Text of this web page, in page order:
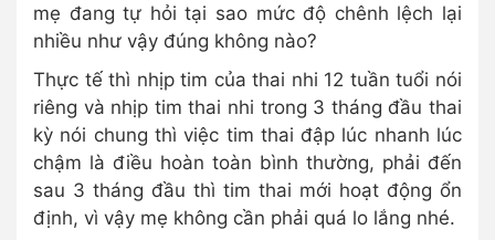
mẹ đang tự hỏi tại sao mức độ chênh lệch lại
nhiều như vậy đúng không nào?
Thực tế thì nhịp tim của thai nhi 12 tuần tuổi nói
riêng và nhịp tim thai nhi trong 3 tháng đầu thai
kỳ nói chung thì việc tim thai đập lúc nhanh lúc
chậm là điều hoàn toàn bình thường, phải đến
sau 3 tháng đầu thì tim thai mới hoạt động ổn
định, vì vậy mẹ không cần phải quá lo lắng nhé.